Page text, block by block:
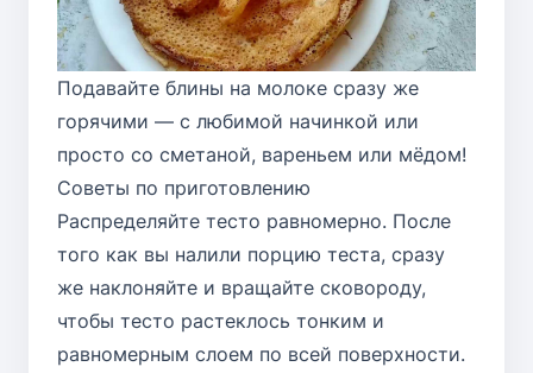
Подавайте блины на молоке сразу же
горячими — с любимой начинкой или
просто со сметаной, вареньем или мёдом!
Советы по приготовлению
Распределяйте тесто равномерно. После
того как вы налили порцию теста, сразу
же наклоняйте и вращайте сковороду,
чтобы тесто растеклось тонким и
равномерным слоем по всей поверхности.